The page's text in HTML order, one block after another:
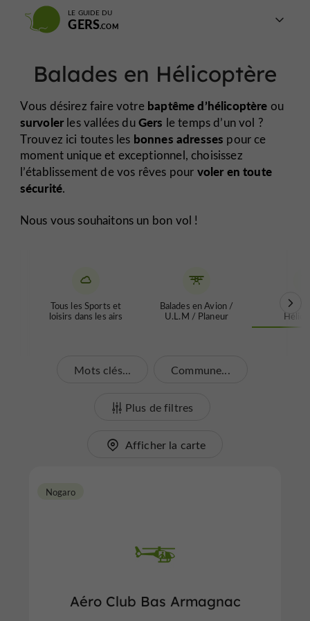
LE GUIDE DU
GERS
Balades en Hélicoptère
Vous désirez faire votre baptême d’hélicoptère ou
survolerles vallées duGers le temps d’un vol ?
Trouvez ici toutes les bonnes adresses pour ce
moment unique et exceptionnel, choisissez
l’établissement de vos rêves pour voler en toute
sécurité.
Nous vous souhaitons un bon vol !
Tous les Sports et
loisirs dans les airs
Balades en Avion /
U.L.M / Planeur
Mots clés... Commune...
Plus de filtres
Afficher la carte
Aéro Club Bas Armagnac
Nogaro